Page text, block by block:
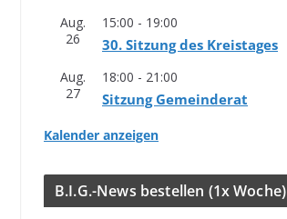
Aug.
26
15:00 - 19:00
30. Sit­zung des Kreistages
Aug.
27
18:00 - 21:00
Sit­zung Gemeinderat
Kalender anzeigen
B.I.G.-News bestel­len (1x Woche)